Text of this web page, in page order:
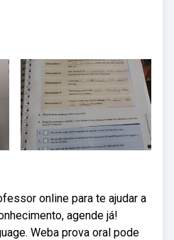
online para te ajudar a
agende já!
Weba prova oral pode